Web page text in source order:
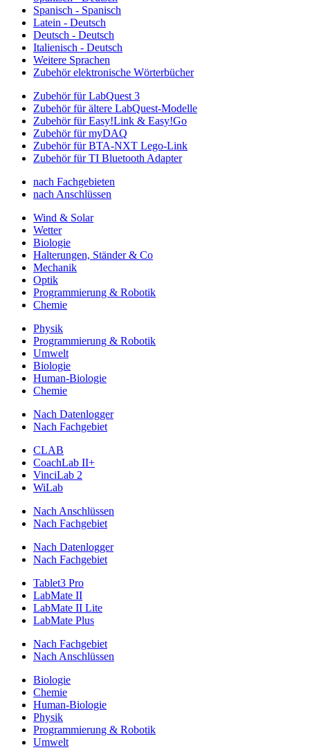
Spanisch - Spanisch
Latein - Deutsch
Deutsch - Deutsch
Italienisch - Deutsch
Weitere Sprachen
Zubehör elektronische Wörterbücher
Zubehör für LabQuest 3
Zubehör für ältere LabQuest-Modelle
Zubehör für Easy!Link & Easy!Go
Zubehör für myDAQ
Zubehör für BTA-NXT Lego-Link
Zubehör für TI Bluetooth Adapter
nach Fachgebieten
nach Anschlüssen
Wind & Solar
Wetter
Biologie
Halterungen, Ständer & Co
Mechanik
Optik
Programmierung & Robotik
Chemie
Physik
Programmierung & Robotik
Umwelt
Biologie
Human-Biologie
Chemie
Nach Datenlogger
Nach Fachgebiet
CLAB
CoachLab II+
VinciLab 2
WiLab
Nach Anschlüssen
Nach Fachgebiet
Nach Datenlogger
Nach Fachgebiet
Tablet3 Pro
LabMate II
LabMate II Lite
LabMate Plus
Nach Fachgebiet
Nach Anschlüssen
Biologie
Chemie
Human-Biologie
Physik
Programmierung & Robotik
Umwelt